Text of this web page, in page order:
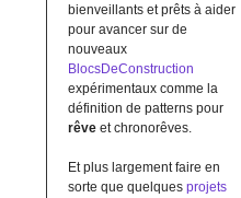
bienveillants et prêts à aider
pour avancer sur de
nouveaux
BlocsDeConstruction
expérimentaux comme la
définition de patterns pour
rêve et chronorêves.
Et plus largement faire en
sorte que quelques projets